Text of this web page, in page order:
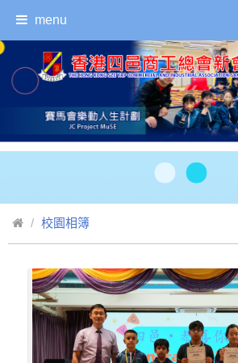
menu
校園相簿